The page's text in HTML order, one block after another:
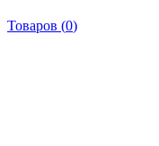
Товаров (0)